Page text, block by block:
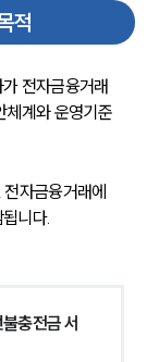
적
전자금융거래
체계와 운영기준
자금융거래에
니다.
충전금 서